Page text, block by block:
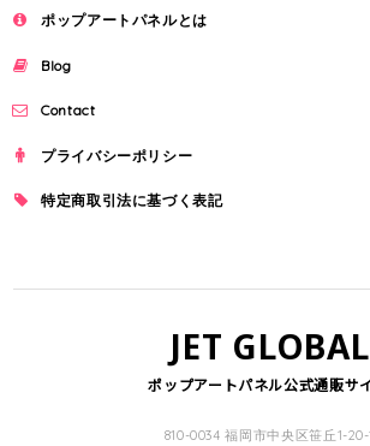
ポップアートパネルとは
Blog
Contact
プライバシーポリシー
特定商取引法に基づく表記
JET GLOBAL
ポップアートパネル公式通販サ
810-0034 福岡市中央区笹丘1-20-